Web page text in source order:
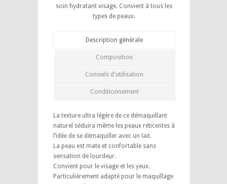
soin hydratant visage. Convient à tous les
types de peaux.
Description générale
Composition
Conseils d'utilisation
Conditionnement
La texture ultra légère de ce démaquillant
naturel séduira même les peaux réticentes à
l’idée de se démaquiller avec un lait.
La peau est mate et confortable sans
sensation de lourdeur.
Convient pour le visage et les yeux.
Particulièrement adapté pour le maquillage